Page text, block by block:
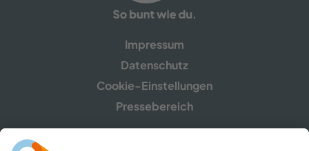
Impressum
Datenschutz
Cookie-Einstellungen
Pressebereich